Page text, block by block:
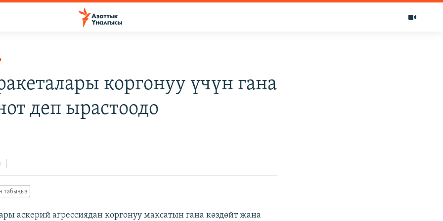
коргонуу үчүн гана
деп ырастоодо
табыңыз
аскерий агрессиядан коргонуу максатын гана көздөйт жана